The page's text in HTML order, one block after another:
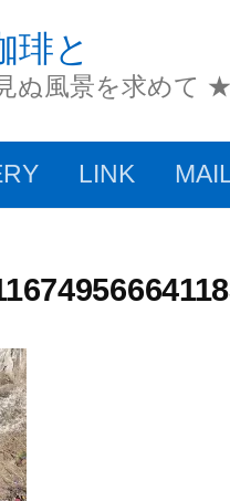
琲と
ぬ風景を求め
LINK